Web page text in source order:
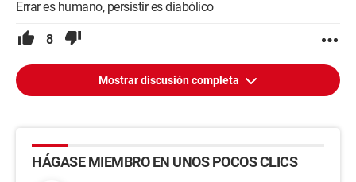
Errar es humano, persistir es diabólico
8
Mostrar discusión completa
HÁGASE MIEMBRO EN UNOS POCOS CLICS